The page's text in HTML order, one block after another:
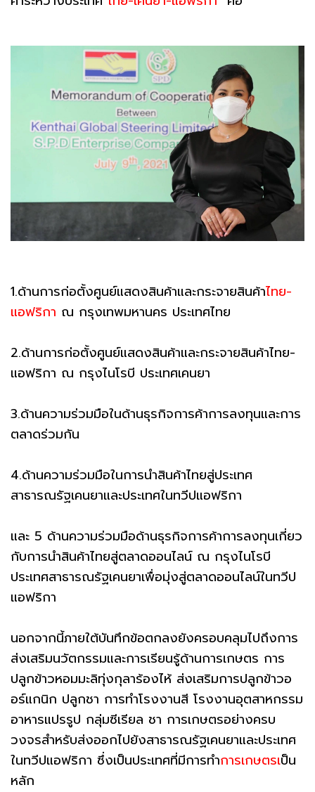
1.ด้านการก่อตั้งศูนย์แสดงสินค้าและกระจายสินค้าไทย-
แอฟริกา ณ กรุงเทพมหานคร ประเทศไทย
2.ด้านการก่อตั้งศูนย์แสดงสินค้าและกระจายสินค้าไทย-
แอฟริกา ณ กรุงไนโรบี ประเทศเคนยา
3.ด้านความร่วมมือในด้านธุรกิจการค้าการลงทุนและการ
ตลาดร่วมกัน
4.ด้านความร่วมมือในการนําสินค้าไทยสู่ประเทศ
สาธารณรัฐเคนยาและประเทศในทวีปแอฟริกา
และ 5 ด้านความร่วมมือด้านธุรกิจการค้าการลงทุนเกี่ยว
กับการนําสินค้าไทยสู่ตลาดออนไลน์ ณ กรุงไนโรบี
ประเทศสาธารณรัฐเคนยาเพื่อมุ่งสู่ตลาดออนไลน์ในทวีป
แอฟริกา
นอกจากนี้ภายใต้บันทึกข้อตกลงยังครอบคลุมไปถึงการ
ส่งเสริมนวัตกรรมและการเรียนรู้ด้านการเกษตร การ
ปลูกข้าวหอมมะลิทุ่งกุลาร้องไห้ ส่งเสริมการปลูกข้าวอ
อร์แกนิก ปลูกชา การทำโรงงานสี โรงงานอุตสาหกรรม
อาหารแปรรูป กลุ่มซีเรียล ชา การเกษตรอย่างครบ
วงจรสำหรับส่งออกไปยังสาธารณรัฐเคนยาและประเทศ
ในทวีปแอฟริกา ซึ่งเป็นประเทศที่มีการทำการเกษตรเป็น
หลัก